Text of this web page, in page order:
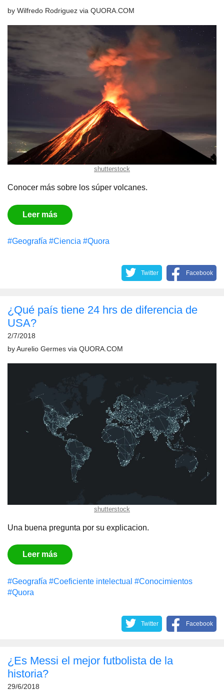
by Wilfredo Rodriguez via QUORA.COM
shutterstock
Conocer más sobre los súper volcanes.
Leer más
#Geografía #Сiencia #Quora
Twitter Facebook
¿Qué país tiene 24 hrs de diferencia de
USA?
2/7/2018
by Aurelio Germes via QUORA.COM
shutterstock
Una buena pregunta por su explicacion.
Leer más
#Geografía #Coeficiente intelectual #Conocimientos
#Quora
Twitter Facebook
¿Es Messi el mejor futbolista de la
historia?
29/6/2018